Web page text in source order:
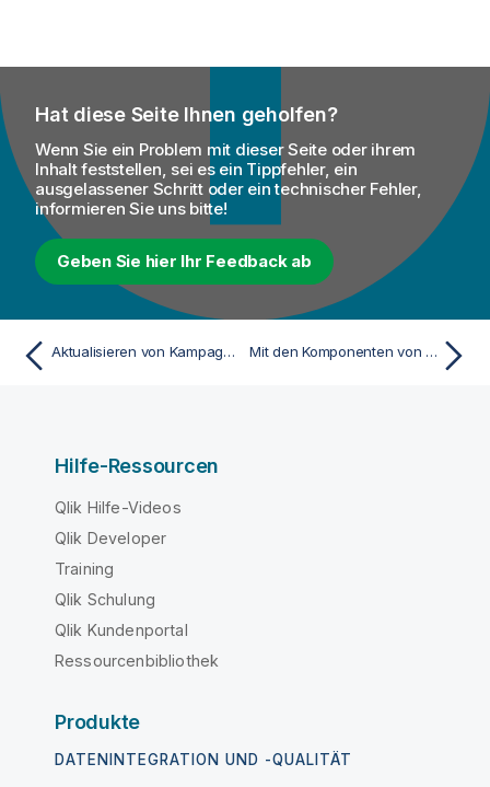
Hat diese Seite Ihnen geholfen?
Wenn Sie ein Problem mit dieser Seite oder ihrem
Inhalt feststellen, sei es ein Tippfehler, ein
ausgelassener Schritt oder ein technischer Fehler,
informieren Sie uns bitte!
Geben Sie hier Ihr Feedback ab
Aktualisieren von Kampagnen mithilfe der API Mit den Komponenten von Data Stewardship und der REST-API verwendete Abfragesprache
Hilfe-Ressourcen
Qlik Hilfe-Videos
Qlik Developer
Training
Qlik Schulung
Qlik Kundenportal
Ressourcenbibliothek
Produkte
DATENINTEGRATION UND -QUALITÄT